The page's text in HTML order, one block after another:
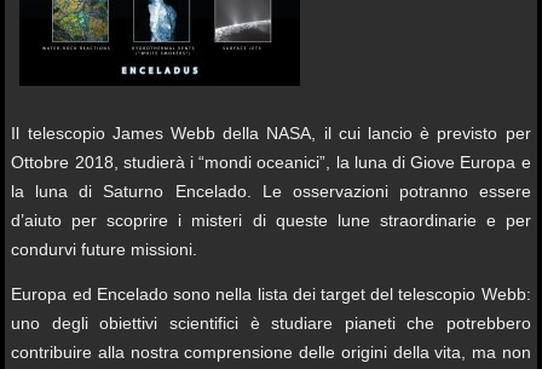
Il telescopio James Webb della NASA, il cui lancio è previsto per
Ottobre 2018, studierà i “mondi oceanici”, la luna di Giove Europa e
la luna di Saturno Encelado. Le osservazioni potranno essere
d’aiuto per scoprire i misteri di queste lune straordinarie e per
condurvi future missioni.
Europa ed Encelado sono nella lista dei target del telescopio Webb:
uno degli obiettivi scientifici è studiare pianeti che potrebbero
contribuire alla nostra comprensione delle origini della vita, ma non